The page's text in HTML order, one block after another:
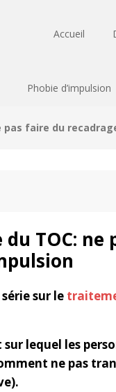
Accueil
Phobie d’impulsion
pas faire du
TOC: ne
sur le
lequel les
ne pas